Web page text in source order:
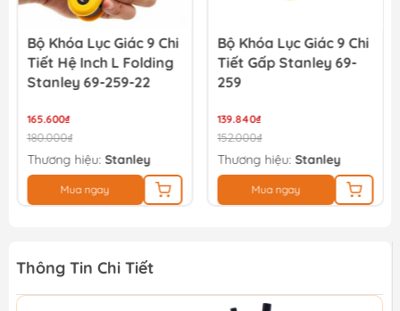
Bộ Khóa Lục Giác 9 Chi
Tiết Hệ Inch L Folding
Stanley 69-259-22
165.600₫
180.000₫
Thương hiệu: Stanley
Mua ngay
Bộ Khóa Lục Giác 9 Chi
Tiết Gấp Stanley 69-
259
139.840₫
152.000₫
Thương hiệu:Stanley
Mua ngay
Thông Tin Chi Tiết